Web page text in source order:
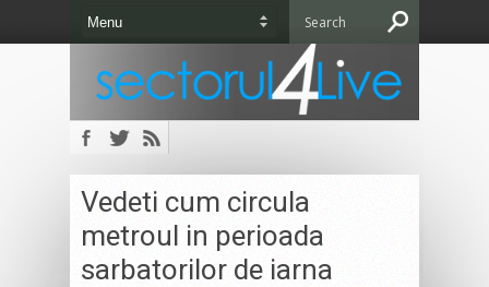
Vedeti cum circula
metroul in perioada
sarbatorilor de iarna